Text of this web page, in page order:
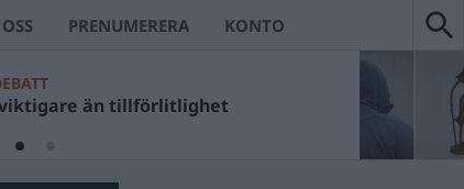
PRENUMERERA KONTO
än tillförlitlighet
VÄRSTA
Kristerssons fotosessioner?